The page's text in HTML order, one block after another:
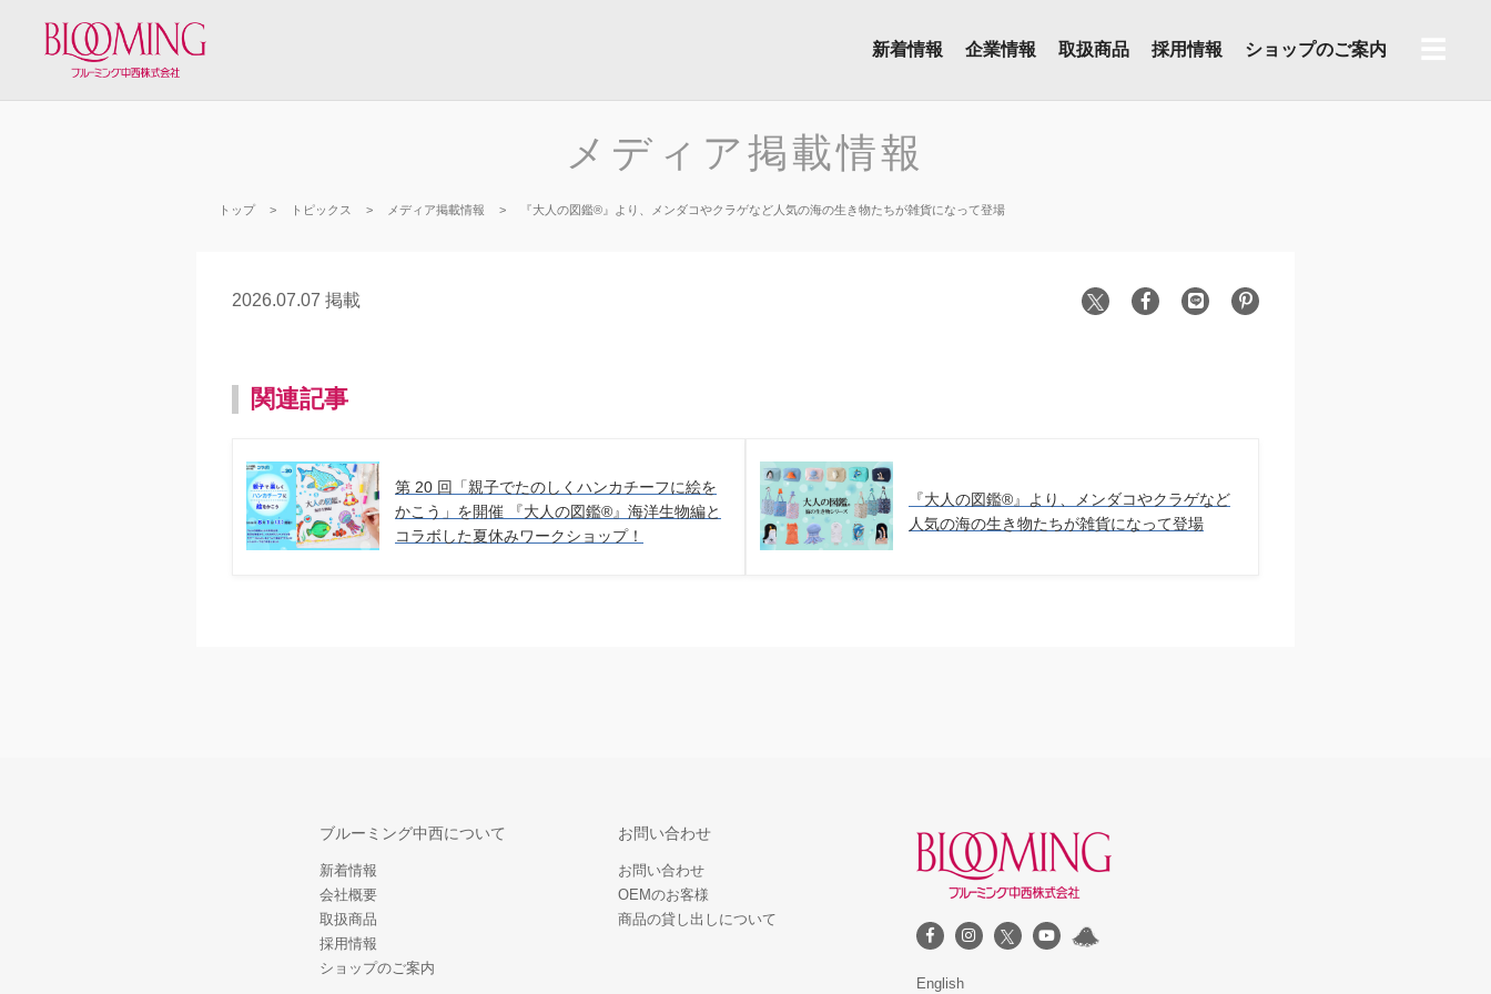
新着情報 企業情報 取扱商品 採用情報 ショップのご案内
メディア掲載情報
トップ トピックス メディア掲載情報 『大人の図鑑®︎』より、メンダコやクラゲなど人気の海の生き物たちが雑貨になって登場
2026.07.07 掲載
関連記事
第 20 回「親子でたのしくハンカチーフに絵を
かこう」を開催 『大人の図鑑®︎』海洋生物編と
コラボした夏休みワークショップ！
『大人の図鑑®︎』より、メンダコやクラゲなど
人気の海の生き物たちが雑貨になって登場
ブルーミング中西について
新着情報
会社概要
取扱商品
採用情報
ショップのご案内
お問い合わせ
お問い合わせ
OEMのお客様
商品の貸し出しについて
English